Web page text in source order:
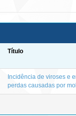
Título
Incidência de viroses e
perdas causadas por